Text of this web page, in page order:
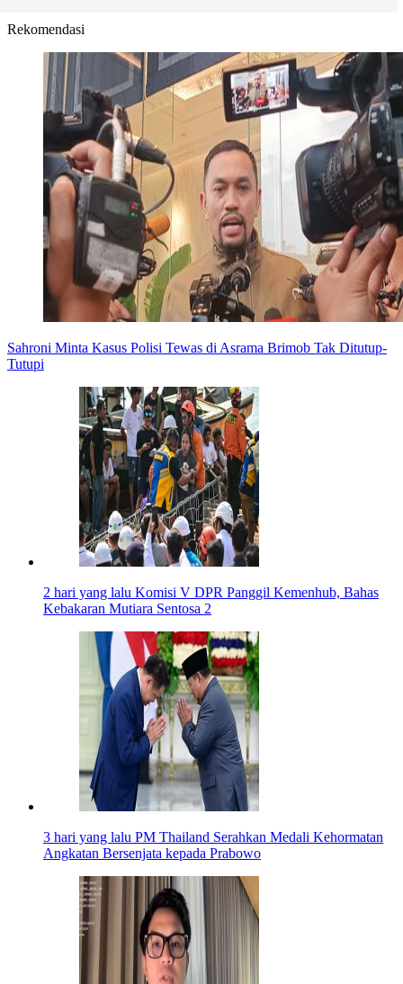
Rekomendasi
Sahroni Minta Kasus Polisi Tewas di Asrama Brimob Tak Ditutup-
Tutupi
2 hari yang lalu Komisi V DPR Panggil Kemenhub, Bahas
Kebakaran Mutiara Sentosa 2
3 hari yang lalu PM Thailand Serahkan Medali Kehormatan
Angkatan Bersenjata kepada Prabowo